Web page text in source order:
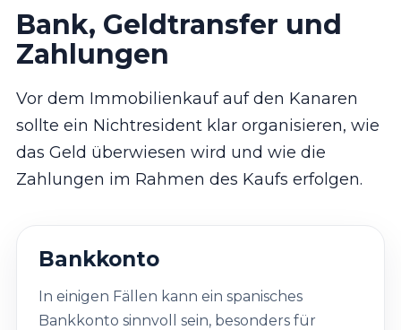
Bank, Geldtransfer und
Zahlungen
Vor dem Immobilienkauf auf den Kanaren
sollte ein Nichtresident klar organisieren, wie
das Geld überwiesen wird und wie die
Zahlungen im Rahmen des Kaufs erfolgen.
Bankkonto
In einigen Fällen kann ein spanisches
Bankkonto sinnvoll sein, besonders für